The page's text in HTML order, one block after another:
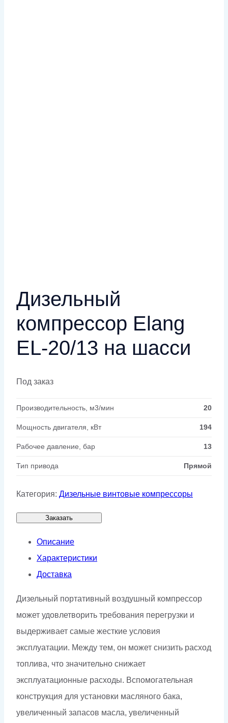
Дизельный
компрессор Elang
EL-20/13 на шасси
Под заказ
Производительность, м3/мин 20
Мощность двигателя, кВт 194
Рабочее давление, бар 13
Тип привода Прямой
Категория: Дизельные винтовые компрессоры
Заказать
Описание
Характеристики
Доставка
Дизельный портативный воздушный компрессор
может удовлетворить требования перегрузки и
выдерживает самые жесткие условия
эксплуатации. Между тем, он может снизить расход
топлива, что значительно снижает
эксплуатационные расходы. Вспомогательная
конструкция для установки масляного бака,
увеличенный запасов масла, увеличенный